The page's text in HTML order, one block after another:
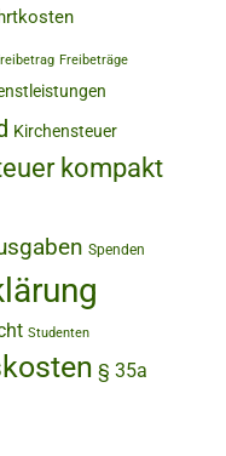
Freibeträge
Kirchensteuer
kompakt
Spenden
Studenten
§ 35a